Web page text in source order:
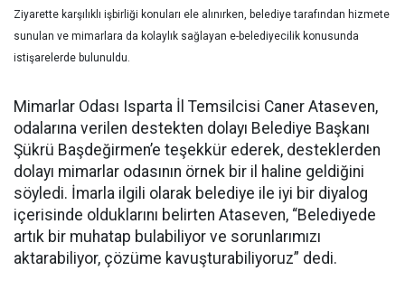
Ziyarette karşılıklı işbirliği konuları ele alınırken, belediye tarafından hizmete
sunulan ve mimarlara da kolaylık sağlayan e-belediyecilik konusunda
istişarelerde bulunuldu.
Mimarlar Odası Isparta İl Temsilcisi Caner Ataseven,
odalarına verilen destekten dolayı Belediye Başkanı
Şükrü Başdeğirmen’e teşekkür ederek, desteklerden
dolayı mimarlar odasının örnek bir il haline geldiğini
söyledi. İmarla ilgili olarak belediye ile iyi bir diyalog
içerisinde olduklarını belirten Ataseven, “Belediyede
artık bir muhatap bulabiliyor ve sorunlarımızı
aktarabiliyor, çözüme kavuşturabiliyoruz” dedi.